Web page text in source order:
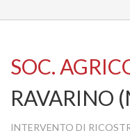
INTERVENTI
SI
SOC.
RAVARINO
INTERVENTO DI